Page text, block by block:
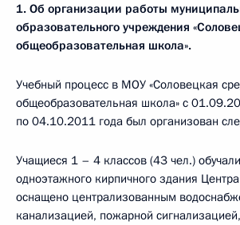
1. Об организации работы
образовательного учреждения
общеобразовательная школа».
Учебный процесс в МОУ «Соловецкая
общеобразовательная школа» с
по 04.10.2011 года был организован
Учащиеся 1 – 4 классов (43 чел.)
одноэтажного кирпичного здания
оснащено централизованным
канализацией, пожарной